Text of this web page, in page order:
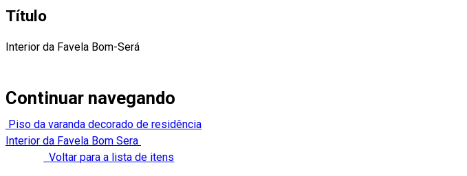
Título
Interior da Favela Bom-Será
Continuar navegando
Piso da varanda decorado de residência
Interior da Favela Bom Sera
Voltar para a lista de itens